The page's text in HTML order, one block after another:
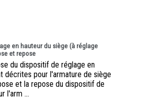
en hauteur du siège (à réglage
et repose
du dispositif de réglage en
décrites pour l'armature de siège
et la repose du dispositif de
l'arm ...